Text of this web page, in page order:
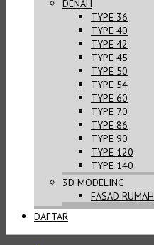
DENAH
TYPE 36
TYPE 40
TYPE 42
TYPE 45
TYPE 50
TYPE 54
TYPE 60
TYPE 70
TYPE 86
TYPE 90
TYPE 120
TYPE 140
3D MODELING
FASAD RUMAH
DAFTAR